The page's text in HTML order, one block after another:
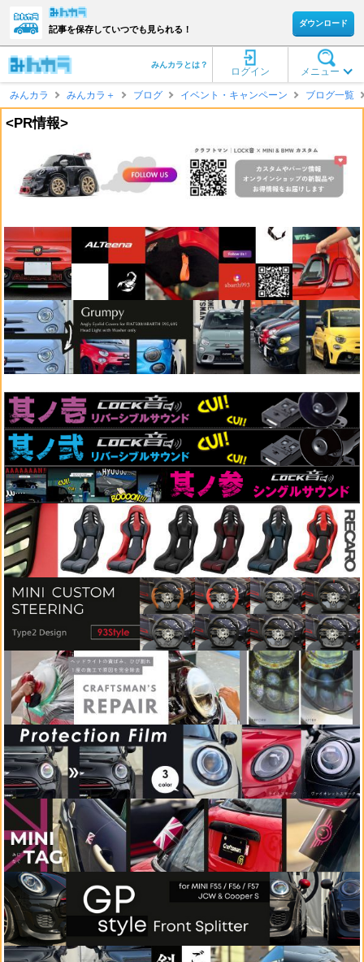
記事を保存していつでも見られる！
ダウンロード
メニュー
ログイン
みんカラとは？
みんカラ みんカラ＋ ブログ イベント・キャンペーン ブログ一覧
<PR情報>